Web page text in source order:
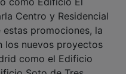
Centro y Residencial
promociones, la
los nuevos proyectos
como el Edificio
Soto de Tres